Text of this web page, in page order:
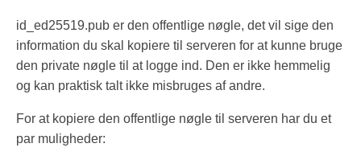
id_ed25519.pub er den offentlige nøgle, det vil sige den
information du skal kopiere til serveren for at kunne bruge
den private nøgle til at logge ind. Den er ikke hemmelig
og kan praktisk talt ikke misbruges af andre.
For at kopiere den offentlige nøgle til serveren har du et
par muligheder: